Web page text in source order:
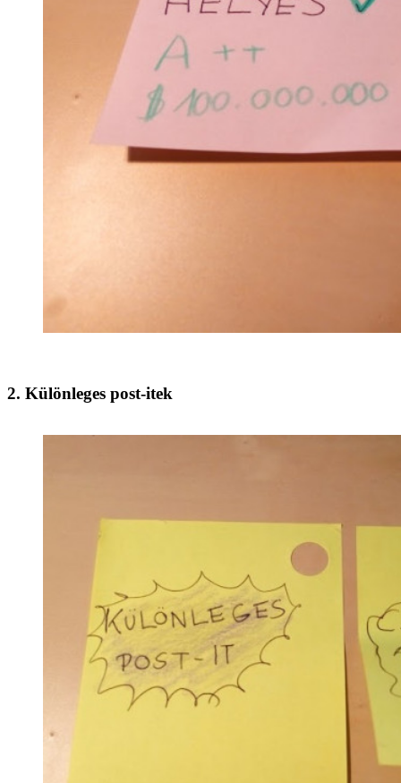
2. Különleges post-itek